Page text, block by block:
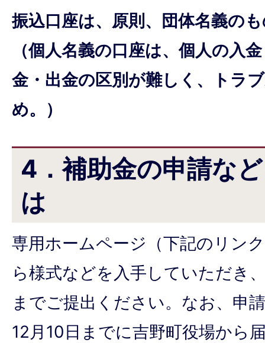
振込口座は、原則、団体名義の
（個人名義の口座は、個人の入
金・出金の区別が難しく、トラ
め。）
4．補助金の申請な
は
専用ホームページ（下記のリン
ら様式などを入手していただき
までご提出ください。なお、申
12月10日までに吉野町役場から